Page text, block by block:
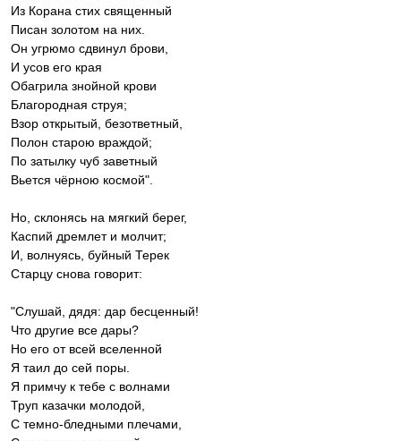
Из Корана стих священный
Писан золотом на них.
Он угрюмо сдвинул брови,
И усов его края
Обагрила знойной крови
Благородная струя;
Взор открытый, безответный,
Полон старою враждой;
По затылку чуб заветный
Вьется чёрною космой".
Но, склонясь на мягкий берег,
Каспий дремлет и молчит;
И, волнуясь, буйный Терек
Старцу снова говорит:
"Слушай, дядя: дар бесценный!
Что другие все дары?
Но его от всей вселенной
Я таил до сей поры.
Я примчу к тебе с волнами
Труп казачки молодой,
С темно-бледными плечами,